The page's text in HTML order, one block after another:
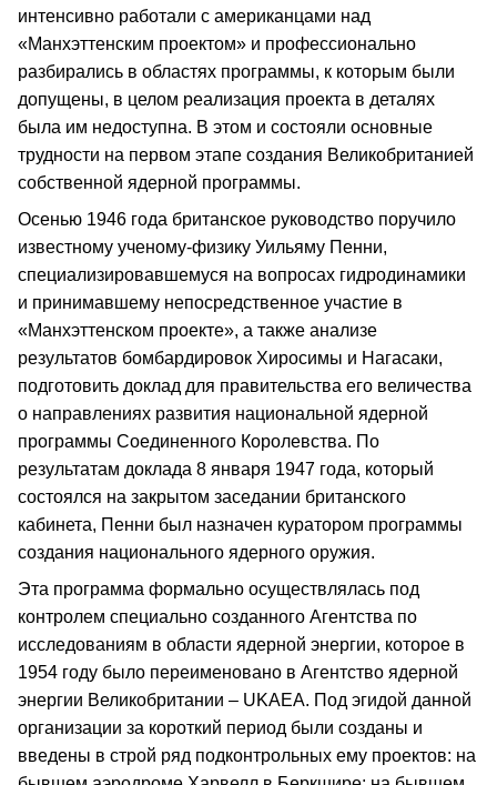
интенсивно работали с американцами над
«Манхэттенским проектом» и профессионально
разбирались в областях программы, к которым были
допущены, в целом реализация проекта в деталях
была им недоступна. В этом и состояли основные
трудности на первом этапе создания Великобританией
собственной ядерной программы.
Осенью 1946 года британское руководство поручило
известному ученому-физику Уильяму Пенни,
специализировавшемуся на вопросах гидродинамики
и принимавшему непосредственное участие в
«Манхэттенском проекте», а также анализе
результатов бомбардировок Хиросимы и Нагасаки,
подготовить доклад для правительства его величества
о направлениях развития национальной ядерной
программы Соединенного Королевства. По
результатам доклада 8 января 1947 года, который
состоялся на закрытом заседании британского
кабинета, Пенни был назначен куратором программы
создания национального ядерного оружия.
Эта программа формально осуществлялась под
контролем специально созданного Агентства по
исследованиям в области ядерной энергии, которое в
1954 году было переименовано в Агентство ядерной
энергии Великобритании – UKAEA. Под эгидой данной
организации за короткий период были созданы и
введены в строй ряд подконтрольных ему проектов: на